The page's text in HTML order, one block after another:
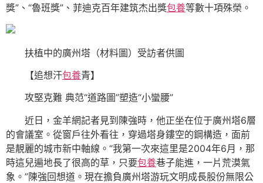
獎”、“魯班獎”、菲迪克百年建筑杰出獎包養等數十項殊榮。
扶植中的廣州塔（材料圖）受訪者供圖
【追想汗包養青】
攻堅克難 典范“道路圖”塑造“小蠻腰”
近日，金羊網記者見到陳強時，他正坐在位于廣州塔6層
的會議室。從窗戶往外看往，穿過塔身鏤空的鋼構造，面前
是靚麗的城市新中軸線。“我第一次來這里是2004年6月，那
時這兒遍地長了很高的草，只要包養巷子能進，一片荒漠氣
象。”陳強回想道。現在擔負廣州塔游玩文明成長股份無限公